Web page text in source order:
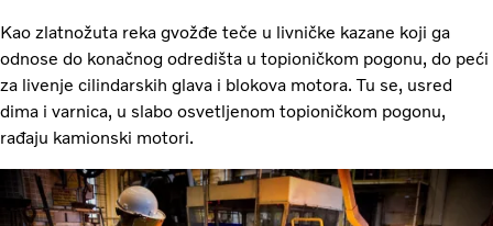
Kao zlatnožuta reka gvožđe teče u livničke kazane koji ga
odnose do konačnog odredišta u topioničkom pogonu, do peći
za livenje cilindarskih glava i blokova motora. Tu se, usred
dima i varnica, u slabo osvetljenom topioničkom pogonu,
rađaju kamionski motori.